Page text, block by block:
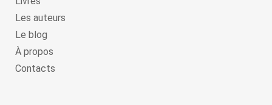
Les auteurs
Le blog
À propos
Contacts